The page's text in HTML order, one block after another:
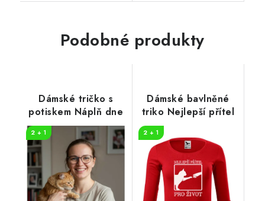
Podobné produkty
Dámské tričko s
potiskem Náplň dne
2 + 1
Dámské bavlněné
triko Nejlepší přítel
2 + 1